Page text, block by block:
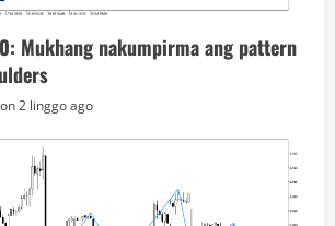
Mukhang nakumpirma ang pattern
2 linggo ago